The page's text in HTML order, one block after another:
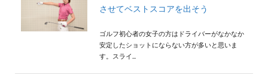
させてベストスコアを出そう
ゴルフ初心者の女子の方はドライバーがなかなか
安定したショットにならない方が多いと思いま
す。スライ...